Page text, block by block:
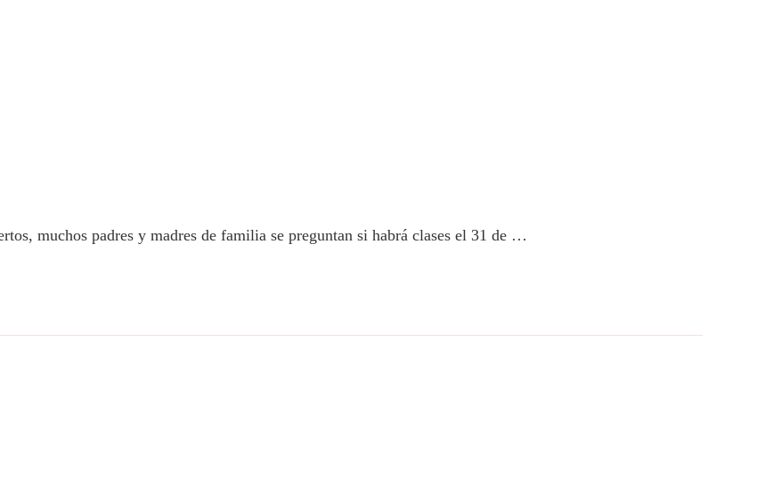
muchos padres y madres de familia se preguntan si habrá clases el 31 de …